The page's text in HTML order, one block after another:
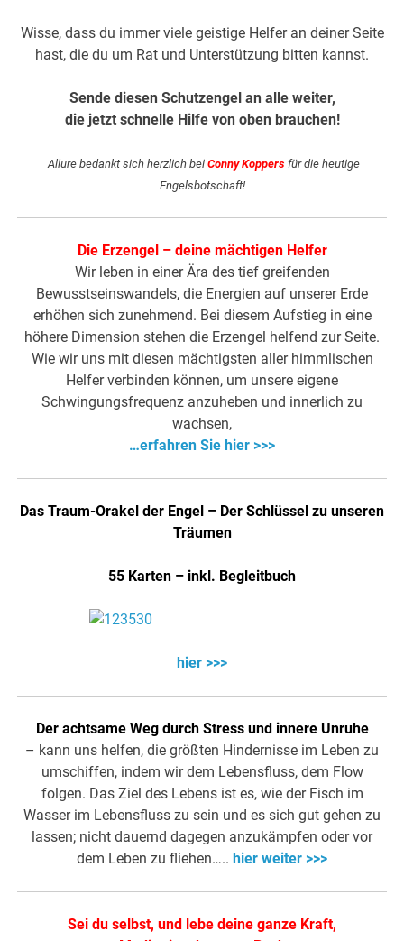
Wisse, dass du immer viele geistige Helfer an deiner Seite
hast, die du um Rat und Unterstützung bitten kannst.
Sende diesen Schutzengel an alle weiter,
die jetzt schnelle Hilfe von oben brauchen!
.Allure bedankt sich herzlich bei Conny Koppers für die heutige
Engelsbotschaft!
Die Erzengel – deine mächtigen Helfer
Wir leben in einer Ära des tief greifenden
Bewusstseinswandels, die Energien auf unserer Erde
erhöhen sich zunehmend. Bei diesem Aufstieg in eine
höhere Dimension stehen die Erzengel helfend zur Seite.
Wie wir uns mit diesen mächtigsten aller himmlischen
Helfer verbinden können, um unsere eigene
Schwingungsfrequenz anzuheben und innerlich zu
wachsen,
…erfahren Sie hier >>>
Das Traum-Orakel der Engel – Der Schlüssel zu unseren
Träumen
55 Karten – inkl. Begleitbuch
hier >>>
Der achtsame Weg durch Stress und innere Unruhe
– kann uns helfen, die größten Hindernisse im Leben zu
umschiffen, indem wir dem Lebensfluss, dem Flow
folgen. Das Ziel des Lebens ist es, wie der Fisch im
Wasser im Lebensfluss zu sein und es sich gut gehen zu
lassen; nicht dauernd dagegen anzukämpfen oder vor
dem Leben zu fliehen….. hier weiter >>>
Sei du selbst, und lebe deine ganze Kraft,